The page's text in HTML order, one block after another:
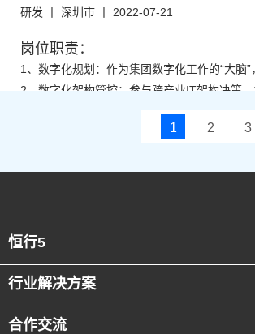
相关OT行业3～5年以上售前顾问相关工作经验
4、具有项目管理工作经历，能够把控项目进度
讲演材料准备能力；
6、具备泛半导体、汽车、新能源、3C等制造
验者优先。
7、有制造业、物流、仓储等行业工作经验者
任职要求：
源打整体解决方案类项目；
2、很强的统筹能力、组织能力和协调沟通能力
3、责任心强，执行力强，以结果为导向，抗
研发 丨 深圳市 丨 2022-07-21
岗位职责：
1、数字化规划：作为集团数字化工作的“大脑”
会负责数字化重大规划建议、决策与炮火呼唤
2、数字化架构管控：参与跨产业IT架构决策，
域）需在全集团推行的数字化工作/项目，负
价、运营及相关能力的持续提升。
若干
1 2 3
恒行5
行业解决方案
合作交流